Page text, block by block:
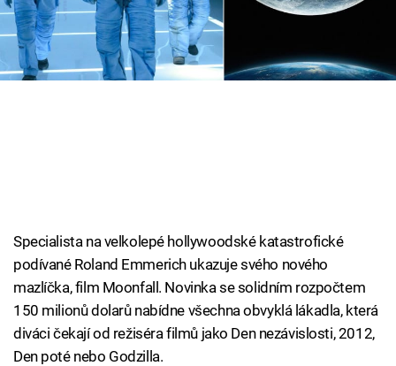
Cool Esport
Pořady
Sledujte nás
Specialista na velkolepé hollywoodské katastrofické
podívané Roland Emmerich ukazuje svého nového
mazlíčka, film Moonfall. Novinka se solidním rozpočtem
150 milionů dolarů nabídne všechna obvyklá lákadla, která
diváci čekají od režiséra filmů jako Den nezávislosti, 2012,
Den poté nebo Godzilla.